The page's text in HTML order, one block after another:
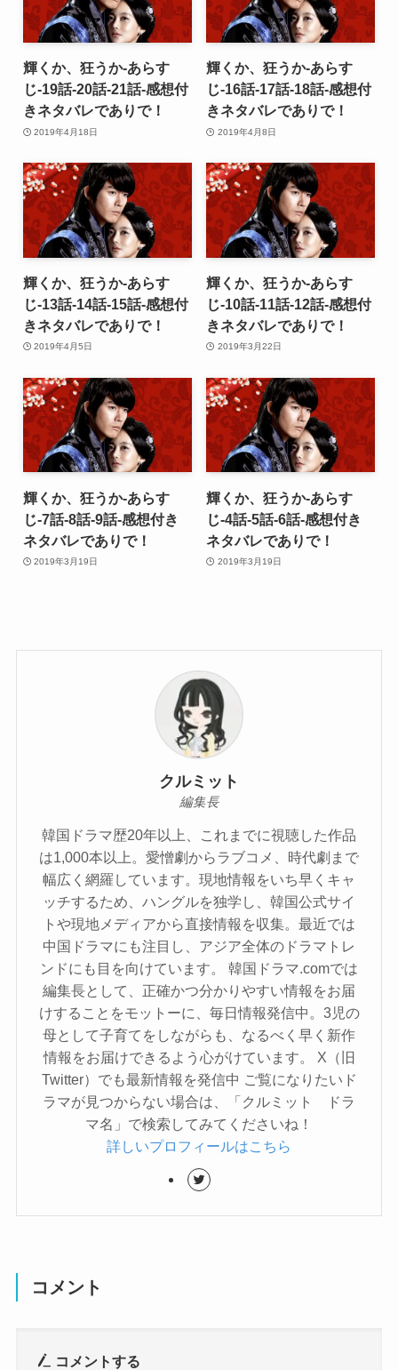
輝くか、狂うか-あらす
じ-19話-20話-21話-感想付
きネタバレでありで！
2019年4月18日
輝くか、狂うか-あらす
じ-16話-17話-18話-感想付
きネタバレでありで！
2019年4月8日
輝くか、狂うか-あらす
じ-13話-14話-15話-感想付
きネタバレでありで！
2019年4月5日
輝くか、狂うか-あらす
じ-10話-11話-12話-感想付
きネタバレでありで！
2019年3月22日
輝くか、狂うか-あらす
じ-7話-8話-9話-感想付き
ネタバレでありで！
2019年3月19日
輝くか、狂うか-あらす
じ-4話-5話-6話-感想付き
ネタバレでありで！
2019年3月19日
クルミット
編集長
韓国ドラマ歴20年以上、これまでに視聴した作品
は1,000本以上。愛憎劇からラブコメ、時代劇まで
幅広く網羅しています。現地情報をいち早くキャ
ッチするため、ハングルを独学し、韓国公式サイ
トや現地メディアから直接情報を収集。最近では
中国ドラマにも注目し、アジア全体のドラマトレ
ンドにも目を向けています。 韓国ドラマ.comでは
編集長として、正確かつ分かりやすい情報をお届
けすることをモットーに、毎日情報発信中。3児の
母として子育てをしながらも、なるべく早く新作
情報をお届けできるよう心がけています。 X（旧
Twitter）でも最新情報を発信中 ご覧になりたいド
ラマが見つからない場合は、「クルミット ドラ
マ名」で検索してみてくださいね！
詳しいプロフィールはこちら
コメント
コメントする